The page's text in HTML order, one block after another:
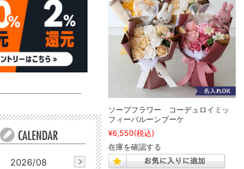
ソープフラワー コーデュロイミッ
フィーバルーンブーケ
¥6,550(税込)
在庫を確認する
2026/08